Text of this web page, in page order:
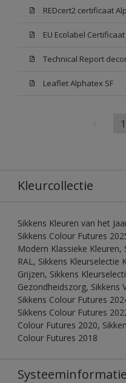
REDcert2 certificaat
EU Ecolabel
Leaflet Alphatex SF
1
Kleurcollectie
Sikkens Kleuren van het
Sikkens Colour Futures
Modern Klassieke Kleuren,
RAL, Sikkens Kleurselectie
Grijzen, Sikkens
Gezondheidszorg, Sikkens
Sikkens Colour Futures
Sikkens Colour Futures
Colour Futures 2020,
Colour Futures 2018
Systeeminformatie